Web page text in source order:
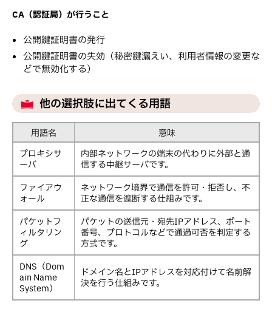
CA（認証局）が行うこと
公開鍵証明書の発行
公開鍵証明書の失効（秘密鍵漏えい、利用者情報の変更な
どで無効化する）
他の選択肢に出てくる用語
用語名
意味
プロキシサ
ーバ
内部ネットワークの端末の代わりに外部と通
信する中継サーバです。
ファイアウ
ォール
ネットワーク境界で通信を許可・拒否し、不
正な通信を遮断する仕組みです。
パケットフ
ィルタリン
グ
パケットの送信元・宛先IPアドレス、ポート
番号、プロトコルなどで通過可否を判定する
方式です。
DNS（Dom
ain Name
System）
ドメイン名とIPアドレスを対応付けて名前解
決を行う仕組みです。